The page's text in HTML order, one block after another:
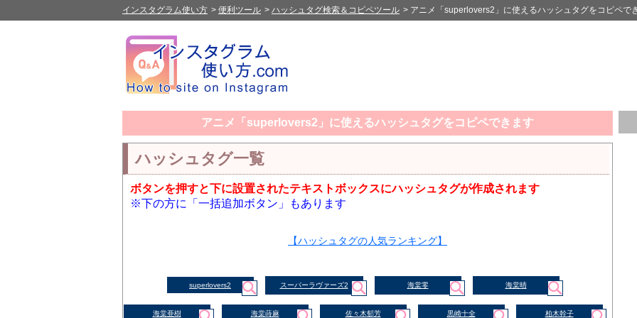
インスタグラム使い方 > 便利ツール > ハッシュタグ検索＆コピペツール > アニメ「superlovers2」に使えるハッシュタグをコピペで
アニメ「superlovers2」に使えるハッシュタグをコピペできます
ハッシュタグ一覧
ボタンを押すと下に設置されたテキストボックスにハッシュタグが作成されます
※下の方に「一括追加ボタン」もあります
【ハッシュタグの人気ランキング】
superlovers2 スーパーラヴァーズ2 海棠零 海棠晴
海棠亜樹 海棠蒔麻 佐々木郁芳 黒崎十全 柏木幹子